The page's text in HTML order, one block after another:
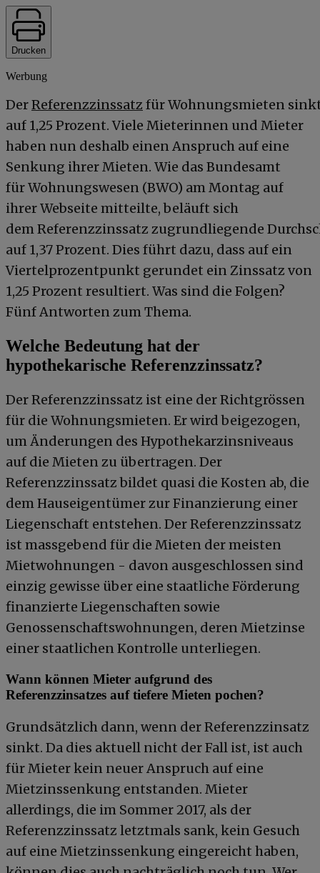
Drucken
Werbung
DerReferenzzinssatz für Wohnungsmieten
auf 1,25 Prozent. Viele Mieterinnen und Mieter
haben nun deshalb einen Anspruch auf eine
Senkung ihrer Mieten. Wie das Bundesamt
für Wohnungswesen (BWO) am Montag auf
ihrer Webseite mitteilte, beläuft sich
dem Referenzzinssatz zugrundliegende
auf 1,37 Prozent. Dies führt dazu, dass auf ein
Viertelprozentpunkt gerundet ein Zinssatz von
1,25 Prozent resultiert. Was sind die Folgen?
Fünf Antworten zum Thema.
Welche Bedeutung hat der
hypothekarische Referenzzinssatz?
Der Referenzzinssatz ist eine der Richtgrössen
für die Wohnungsmieten. Er wird beigezogen,
um Änderungen des Hypothekarzinsniveaus
auf die Mieten zu übertragen. Der
Referenzzinssatz bildet quasi die Kosten ab, die
dem Hauseigentümer zur Finanzierung einer
Liegenschaft entstehen. Der Referenzzinssatz
ist massgebend für die Mieten der meisten
Mietwohnungen - davon ausgeschlossen sind
einzig gewisse über eine staatliche Förderung
finanzierte Liegenschaften sowie
Genossenschaftswohnungen, deren Mietzinse
einer staatlichen Kontrolle unterliegen.
Wann können Mieter aufgrund des
Referenzzinsatzes auf tiefere Mieten pochen?
Grundsätzlich dann, wenn der Referenzzinsatz
sinkt. Da dies aktuell nicht der Fall ist, ist auch
für Mieter kein neuer Anspruch auf eine
Mietzinssenkung entstanden. Mieter
allerdings, die im Sommer 2017, als der
Referenzzinssatz letztmals sank, kein Gesuch
auf eine Mietzinssenkung eingereicht haben,